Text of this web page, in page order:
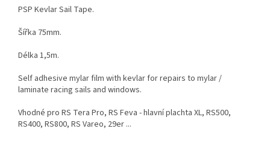
PSP Kevlar Sail Tape.
Šířka 75mm.
Délka 1,5m.
Self adhesive mylar film with kevlar for repairs to mylar /
laminate racing sails and windows.
Vhodné pro RS Tera Pro, RS Feva - hlavní plachta XL, RS500,
RS400, RS800, RS Vareo, 29er ...